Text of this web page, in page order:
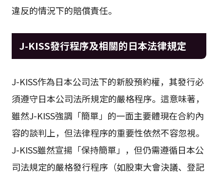
違反的情況下的賠償責任。
J-KISS發行程序及相關的日本法律規定
J-KISS作為日本公司法下的新股預約權，其發行必
須遵守日本公司法所規定的嚴格程序。這意味著，
雖然J-KISS強調「簡單」的一面主要體現在合約內
容的談判上，但法律程序的重要性依然不容忽視。
J-KISS雖然宣揚「保持簡單」，但仍需遵循日本公
司法規定的嚴格發行程序（如股東大會決議、登記